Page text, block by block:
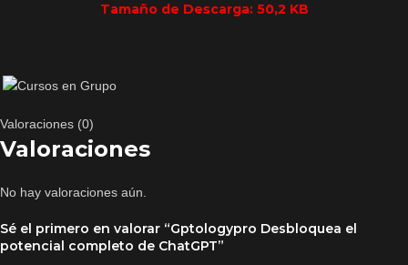
Tamaño de Descarga: 50,2 KB
Valoraciones (0)
Valoraciones
No hay valoraciones aún.
Sé el primero en valorar “Gptologypro Desbloquea el
potencial completo de ChatGPT”